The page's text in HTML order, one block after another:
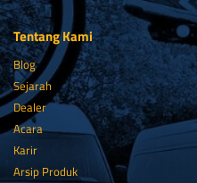
Tentang Kami
Blog
Sejarah
Dealer
Acara
Karir
Arsip Produk